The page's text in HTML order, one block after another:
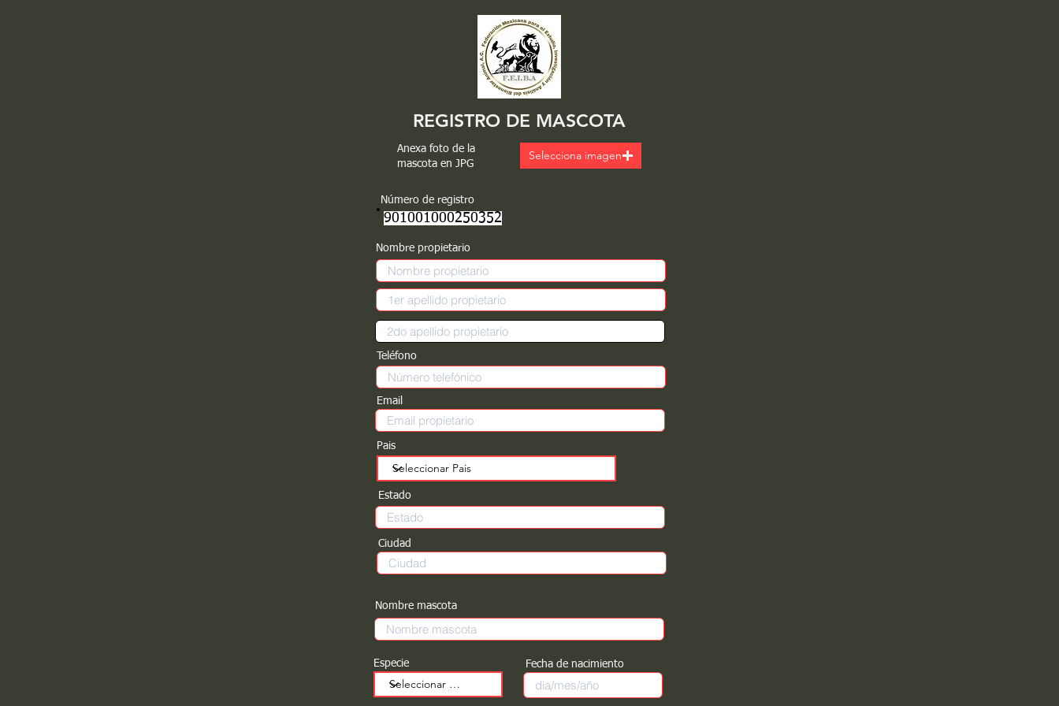
REGISTRO DE MASCOTA
Selecciona imagen
Anexa foto de la
mascota en JPG
Número de registro
901001000250352
Nombre propietario
Teléfono
Email
Pais
Estado
Ciudad
Nombre mascota
Especie Fecha de nacimiento